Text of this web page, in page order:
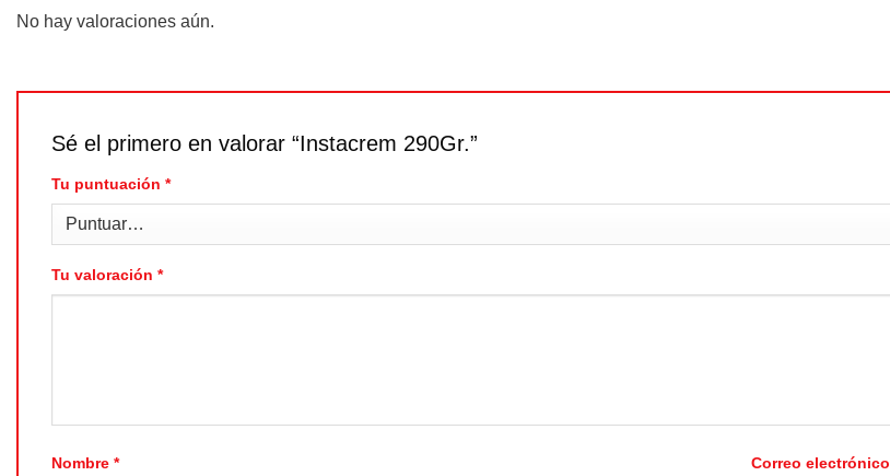
No hay valoraciones aún.
Sé el primero en valorar “Instacrem 290Gr.”
Tu puntuación *
Tu valoración *
Nombre * Correo electrónico